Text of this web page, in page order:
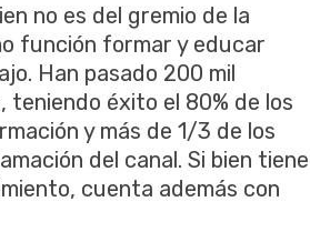
no es del gremio de la
función formar y educar
Han pasado 200 mil
teniendo éxito el 80% de los
y más de 1/3 de los
del canal. Si bien tiene
cuenta además con